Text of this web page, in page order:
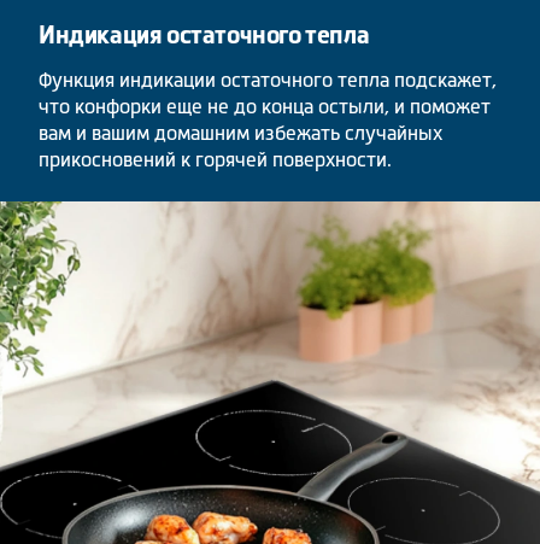
Индикация остаточного тепла
Функция индикации остаточного тепла подскажет,
что конфорки еще не до конца остыли, и поможет
вам и вашим домашним избежать случайных
прикосновений к горячей поверхности.